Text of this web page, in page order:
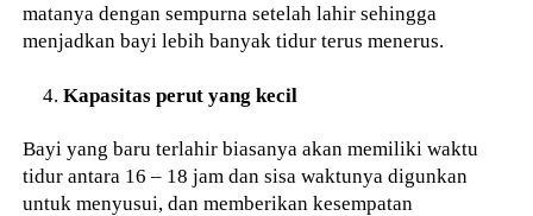
matanya dengan sempurna setelah lahir sehingga
menjadkan bayi lebih banyak tidur terus menerus.
Kapasitas perut yang kecil
Bayi yang baru terlahir biasanya akan memiliki waktu
tidur antara 16 – 18 jam dan sisa waktunya digunkan
untuk menyusui, dan memberikan kesempatan